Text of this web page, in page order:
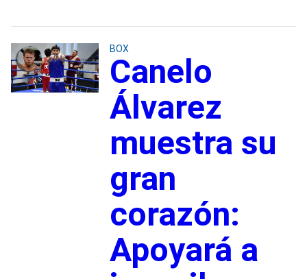
BOX
Canelo
Álvarez
muestra su
gran
corazón:
Apoyará a